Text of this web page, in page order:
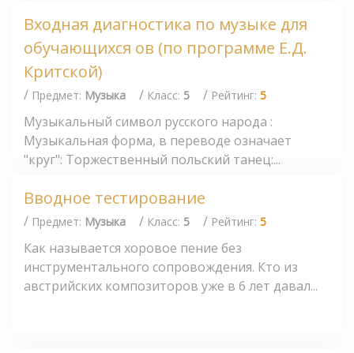
Входная диагностика по музыке для
обучающихся ов (по программе Е.Д.
Критской)
/ Предмет: Музыка / Класс: 5 / Рейтинг: 5
Музыкальный символ русского народа :
Музыкальная форма, в переводе означает
"круг": Торжественный польский танец:...
Вводное тестирование
/ Предмет: Музыка / Класс: 5 / Рейтинг: 5
Как называется хоровое пение без
инструментального сопровождения. Кто из
австрийских композиторов уже в 6 лет давал...